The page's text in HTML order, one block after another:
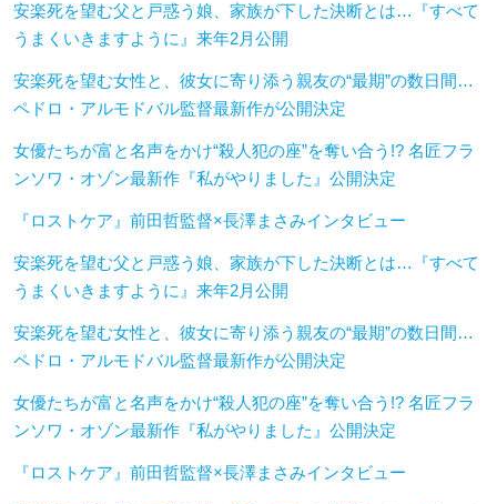
安楽死を望む父と戸惑う娘、家族が下した決断とは…『すべて
うまくいきますように』来年2月公開
安楽死を望む女性と、彼女に寄り添う親友の“最期”の数日間…
ペドロ・アルモドバル監督最新作が公開決定
女優たちが富と名声をかけ“殺人犯の座”を奪い合う!? 名匠フラ
ンソワ・オゾン最新作『私がやりました』公開決定
『ロストケア』前田哲監督×長澤まさみインタビュー
安楽死を望む父と戸惑う娘、家族が下した決断とは…『すべて
うまくいきますように』来年2月公開
安楽死を望む女性と、彼女に寄り添う親友の“最期”の数日間…
ペドロ・アルモドバル監督最新作が公開決定
女優たちが富と名声をかけ“殺人犯の座”を奪い合う!? 名匠フラ
ンソワ・オゾン最新作『私がやりました』公開決定
『ロストケア』前田哲監督×長澤まさみインタビュー